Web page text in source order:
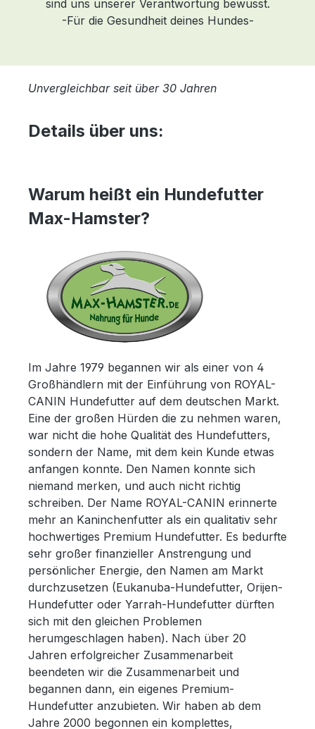
sind uns unserer Verantwortung bewusst.
-Für die Gesundheit deines Hundes-
Unvergleichbar seit über 30 Jahren
Details über uns:
Warum heißt ein Hundefutter
Max-Hamster?
Im Jahre 1979 begannen wir als einer von 4
Großhändlern mit der Einführung von ROYAL-
CANIN Hundefutter auf dem deutschen Markt.
Eine der großen Hürden die zu nehmen waren,
war nicht die hohe Qualität des Hundefutters,
sondern der Name, mit dem kein Kunde etwas
anfangen konnte. Den Namen konnte sich
niemand merken, und auch nicht richtig
schreiben. Der Name ROYAL-CANIN erinnerte
mehr an Kaninchenfutter als ein qualitativ sehr
hochwertiges Premium Hundefutter. Es bedurfte
sehr großer finanzieller Anstrengung und
persönlicher Energie, den Namen am Markt
durchzusetzen (Eukanuba-Hundefutter, Orijen-
Hundefutter oder Yarrah-Hundefutter dürften
sich mit den gleichen Problemen
herumgeschlagen haben). Nach über 20
Jahren erfolgreicher Zusammenarbeit
beendeten wir die Zusammenarbeit und
begannen dann, ein eigenes Premium-
Hundefutter anzubieten. Wir haben ab dem
Jahre 2000 begonnen ein komplettes,